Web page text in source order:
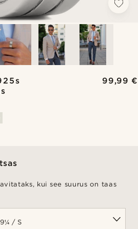
99,99 €
kui see suurus on taas